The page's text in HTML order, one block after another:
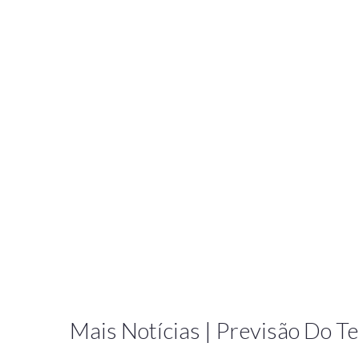
Mais Notícias | Previsão Do